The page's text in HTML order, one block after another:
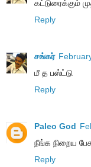
கட்டுரைக்கும்
Reply
சங்கர்
மீ த பஸ்ட்டு
Reply
Paleo God
நீங்க நிறைய
Reply